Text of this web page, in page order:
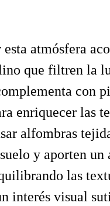
esta atmósfera
que filtren la
con
enriquecer las
alfombras
y aporten
las
interés visual